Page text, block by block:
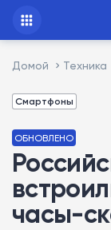
Домой Техника
Смартфоны
ОБНОВЛЕНО
часы-